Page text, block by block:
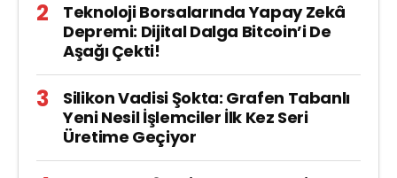
Teknoloji Borsalarında Yapay Zekâ
Depremi: Dijital Dalga Bitcoin’i De
Aşağı Çekti!
Silikon Vadisi Şokta: Grafen Tabanlı
Yeni Nesil İşlemciler İlk Kez Seri
Üretime Geçiyor